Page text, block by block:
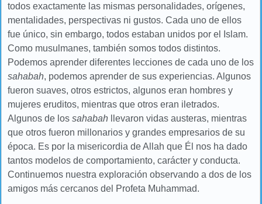
todos exactamente las mismas personalidades, orígenes,
mentalidades, perspectivas ni gustos. Cada uno de ellos
fue único, sin embargo, todos estaban unidos por el
Islam.
Como musulmanes, también somos todos distintos.
Podemos aprender diferentes lecciones de cada uno de los
sahabah, podemos aprender de sus experiencias. Algunos
fueron suaves, otros estrictos, algunos eran hombres y
mujeres eruditos, mientras que otros eran iletrados.
Algunos de los sahabah llevaron vidas austeras, mientras
que otros fueron millonarios y grandes empresarios de su
época. Es por la misericordia deAllah que Él nos ha dado
tantos modelos de comportamiento, carácter y conducta.
Continuemos nuestra exploración observando a dos de los
amigos más cercanos del Profeta Muhammad.